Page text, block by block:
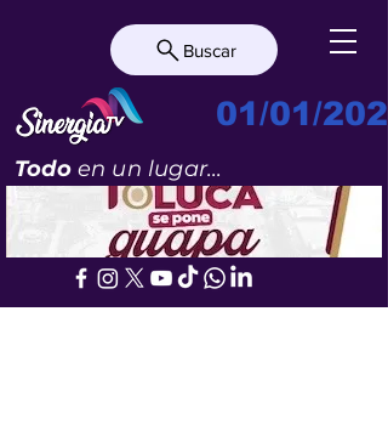
Buscar
01/01/
Todoen un lugar...